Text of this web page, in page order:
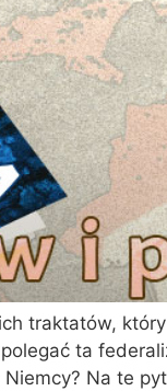
traktatów,
ta
Na te